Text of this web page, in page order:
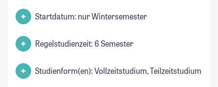
Startdatum: nur Wintersemester
Regelstudienzeit: 6 Semester
Studienform(en): Vollzeitstudium, Teilzeitstudium